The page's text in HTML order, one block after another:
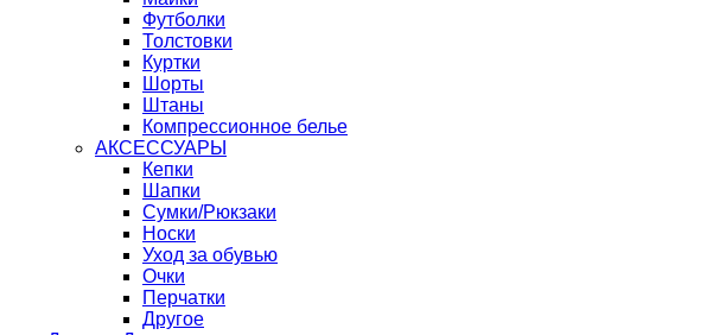
Футболки
Толстовки
Куртки
Шорты
Штаны
Компрессионное белье
АКСЕССУАРЫ
Кепки
Шапки
Сумки/Рюкзаки
Носки
Уход за обувью
Очки
Перчатки
Другое